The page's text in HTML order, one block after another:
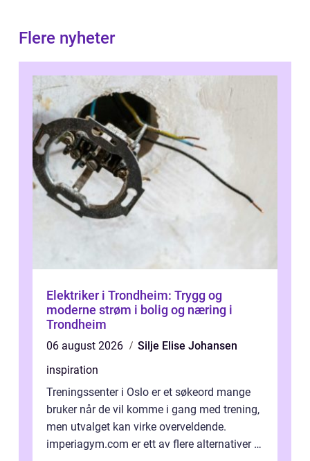
Flere nyheter
Elektriker i Trondheim: Trygg og
moderne strøm i bolig og næring i
Trondheim
06 august 2026
Silje Elise Johansen
inspiration
Treningssenter i Oslo er et søkeord mange
bruker når de vil komme i gang med trening,
men utvalget kan virke overveldende.
imperiagym.com er ett av flere alternativer i